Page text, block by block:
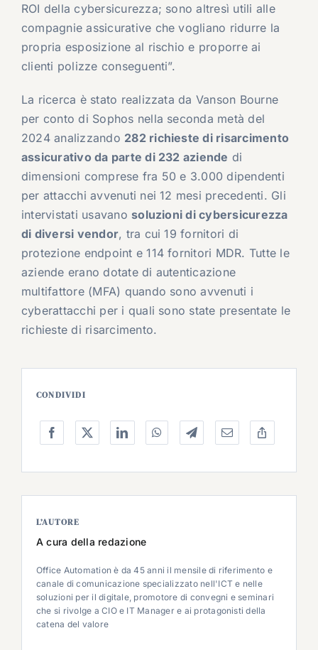
ROI della cybersicurezza; sono altresì utili alle
compagnie assicurative che vogliano ridurre la
propria esposizione al rischio e proporre ai
clienti polizze conseguenti”.
La ricerca è stato realizzata da Vanson Bourne
per conto di Sophos nella seconda metà del
2024 analizzando 282 richieste di risarcimento
assicurativo da parte di 232 aziende di
dimensioni comprese fra 50 e 3.000 dipendenti
per attacchi avvenuti nei 12 mesi precedenti. Gli
intervistati usavano soluzioni di cybersicurezza
di diversi vendor, tra cui 19 fornitori di
protezione endpoint e 114 fornitori MDR. Tutte le
aziende erano dotate di autenticazione
multifattore (MFA) quando sono avvenuti i
cyberattacchi per i quali sono state presentate le
richieste di risarcimento.
CONDIVIDI
L’AUTORE
A cura della redazione
Office Automation è da 45 anni il mensile di riferimento e
canale di comunicazione specializzato nell'ICT e nelle
soluzioni per il digitale, promotore di convegni e seminari
che si rivolge a CIO e IT Manager e ai protagonisti della
catena del valore